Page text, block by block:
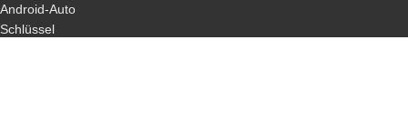
Android-Auto
Schlüssel